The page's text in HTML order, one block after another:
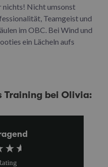
nichts! Nicht umsonst
Teamgeist und
im OBC. Bei Wind und
ein Lächeln aufs
Training bei Olivia: